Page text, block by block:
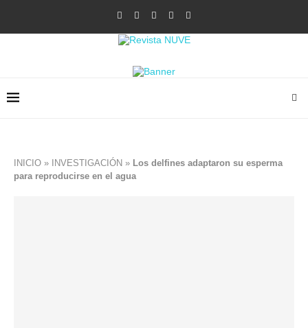
INICIO » INVESTIGACIÓN » Los delfines adaptaron su esperma
para reproducirse en el agua